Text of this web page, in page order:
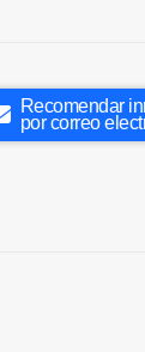
Recomendar
por correo